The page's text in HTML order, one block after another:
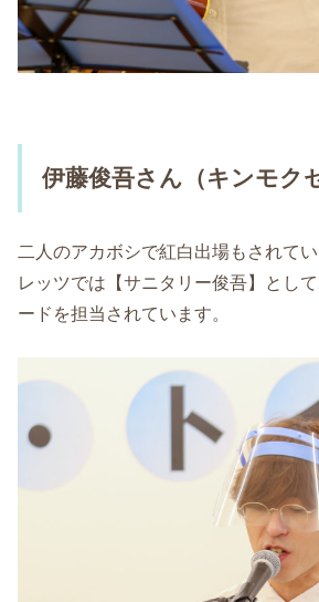
伊藤俊吾さん（キンモク
二人のアカボシで紅白出場もされて
レッツでは【サニタリー俊吾】とし
ードを担当されています。